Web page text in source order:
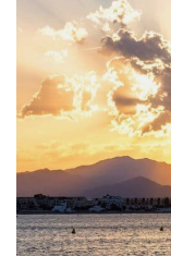
Vive
naturaleza:
conecta,
comparte.